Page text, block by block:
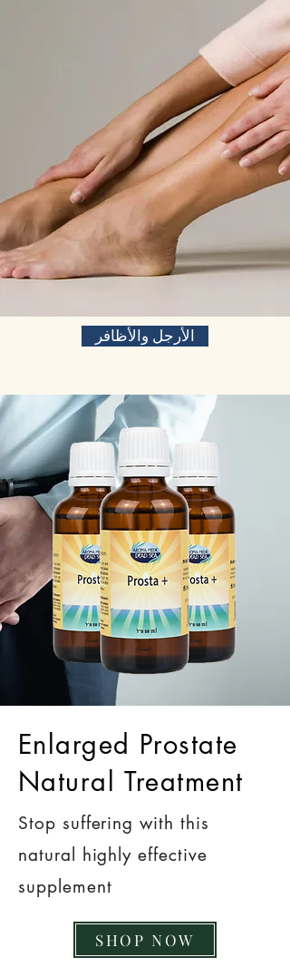
الأرجل والأظافر
Enlarged Prostate
Natural Treatment
Stop suffering with this
natural highly effective
supplement
SHOP NOW